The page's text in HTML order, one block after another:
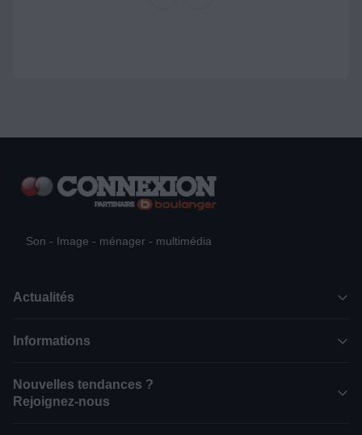
Son - Image - ménager - multimédia
Actualités
Informations
Nouvelles tendances ?
Rejoignez-nous